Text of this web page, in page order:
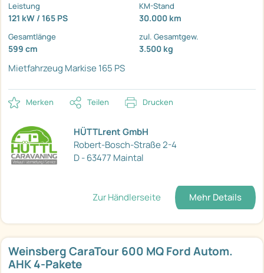
Leistung
121 kW / 165 PS
KM-Stand
30.000 km
Gesamtlänge
599 cm
zul. Gesamtgew.
3.500 kg
Mietfahrzeug Markise 165 PS
Merken Teilen Drucken
HÜTTLrent GmbH
Robert-Bosch-Straße 2-4
D - 63477 Maintal
Zur Händlerseite Mehr Details
Weinsberg CaraTour 600 MQ Ford Autom.
AHK 4-Pakete